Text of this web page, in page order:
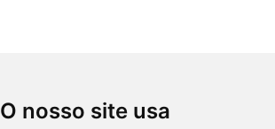
O nosso site usa